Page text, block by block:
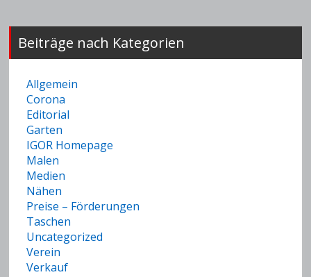
Beiträge nach Kategorien
Allgemein
Corona
Editorial
Garten
IGOR Homepage
Malen
Medien
Nähen
Preise – Förderungen
Taschen
Uncategorized
Verein
Verkauf